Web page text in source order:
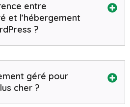
entre
et l’hébergement
?
géré pour
cher ?